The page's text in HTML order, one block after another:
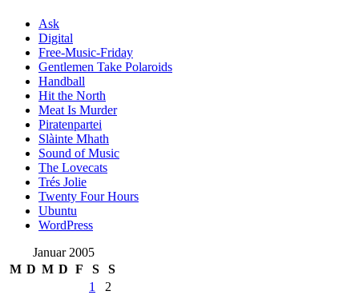
Ask
Digital
Free-Music-Friday
Gentlemen Take Polaroids
Handball
Hit the North
Meat Is Murder
Piratenpartei
Slàinte Mhath
Sound of Music
The Lovecats
Trés Jolie
Twenty Four Hours
Ubuntu
WordPress
Januar 2005
M D M D F S
S
1
2